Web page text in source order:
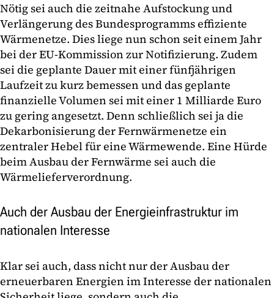
Nötig sei auch die zeitnahe Aufstockung und
Verlängerung des Bundesprogramms effiziente
Wärmenetze. Dies liege nun schon seit einem Jahr
bei der EU-Kommission zur Notifizierung. Zudem
sei die geplante Dauer mit einer fünfjährigen
Laufzeit zu kurz bemessen und das geplante
finanzielle Volumen sei mit einer 1 Milliarde Euro
zu gering angesetzt. Denn schließlich sei ja die
Dekarbonisierung der Fernwärmenetze ein
zentraler Hebel für eine Wärmewende. Eine Hürde
beim Ausbau der Fernwärme sei auch die
Wärmelieferverordnung.
Auch der Ausbau der Energieinfrastruktur im
nationalen Interesse
Klar sei auch, dass nicht nur der Ausbau der
erneuerbaren Energien im Interesse der nationalen